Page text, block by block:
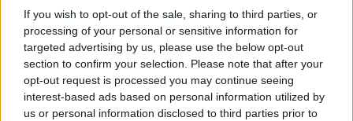
If you wish to opt-out of the sale, sharing to third parties, or
processing of your personal or sensitive information for
targeted advertising by us, please use the below opt-out
section to confirm your selection. Please note that after your
opt-out request is processed you may continue seeing
interest-based ads based on personal information utilized by
us or personal information disclosed to third parties prior to
Θέλω να σας θυμίσω ότι οι δύο πρώην
πρωθυπουργοί επιδίωκαν μια λειτουργική σχέση με